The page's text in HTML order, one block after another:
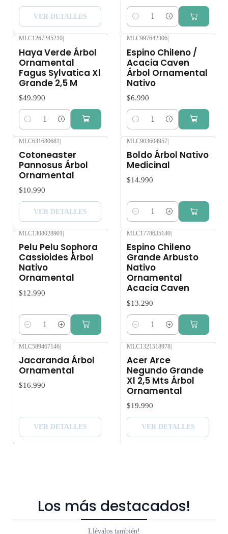
VER DETALLES
Cantidad
MLC1267245210
Haya Verde Árbol
Ornamental
Fagus Sylvatica Xl
Grande 2,5 M
$49.990
Cantidad
MLC997642306
Espino Chileno /
Acacia Caven
Árbol Ornamental
Nativo
$6.990
Cantidad
MLC631680681 |
Cotoneaster
Pannosus Árbol
Ornamental
$10.990
VER DETALLES
MLC903604957|
Boldo Árbol Nativo
Medicinal
$14.990
Cantidad
MLC1308028901
Pelu Pelu Sophora
Cassioides Árbol
Nativo
Ornamental
$12.990
Cantidad
MLC1778635140
Espino Chileno
Grande Arbusto
Nativo
Ornamental
Acacia Caven
$13.290
Cantidad
MLC589467146|
Jacaranda Árbol
Ornamental
$16.990
VER DETALLES
MLC1321518978|
Acer Arce
Negundo Grande
Xl 2,5 Mts Árbol
Ornamental
$19.990
VER DETALLES
Los más destacados!
Llévalos también!